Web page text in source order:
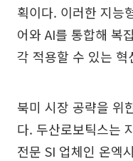
획이다. 이러한 지능
어와 AI를 통합해 복
각 적용할 수 있는
북미 시장 공략을 위
다. 두산로보틱스는
전문 SI 업체인 온엑